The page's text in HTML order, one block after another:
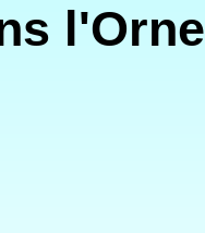
l'Orne